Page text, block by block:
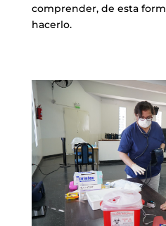
comprender, de esta
hacerlo.